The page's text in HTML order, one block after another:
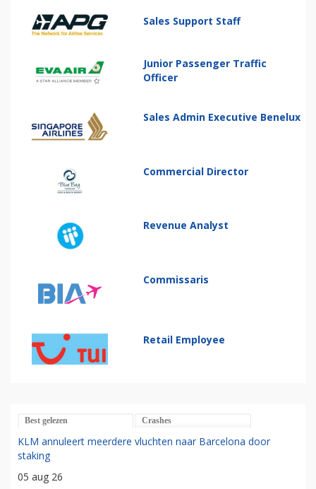
Sales Support Staff
Junior Passenger Traffic
Officer
Sales Admin Executive Benelux
Commercial Director
Revenue Analyst
Commissaris
Retail Employee
Best gelezen Crashes
KLM annuleert meerdere vluchten naar Barcelona door
staking
05 aug 26